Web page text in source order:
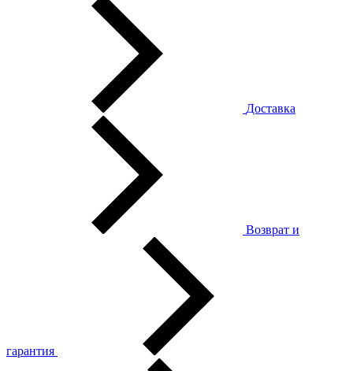
Доставка
Возврат и
гарантия